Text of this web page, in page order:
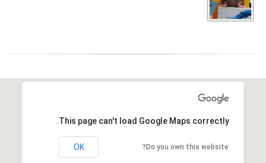
This page can't load Google Maps correctly.
Do you own this website?
OK